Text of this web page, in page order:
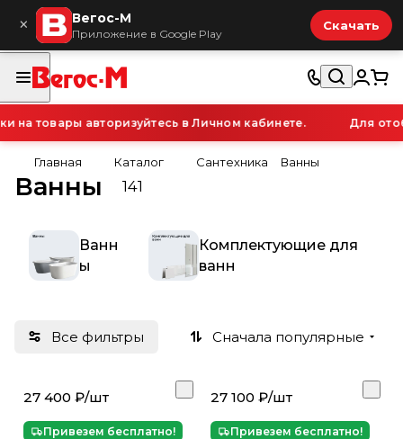
× Вегос-М
Приложение в Google Play
Скачать
товары авторизуйтесь в Личном кабинете. Для
Главная Каталог Сантехника Ванны
Ванны 141
Ванн
ы
Комплектующие для
ванн
Все фильтры Сначала популярные
27 400 ₽/шт
Привезем бесплатно!
27 100 ₽/шт
Привезем бесплатно!